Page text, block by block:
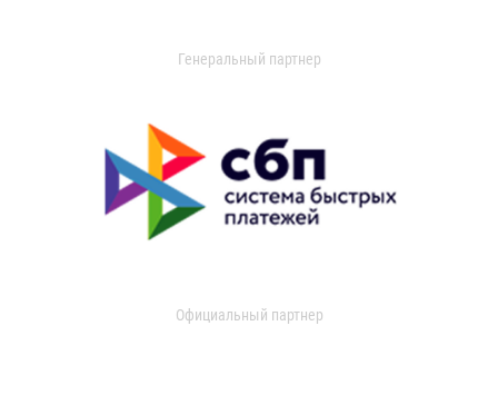
Генеральный партнер
Официальный партнер